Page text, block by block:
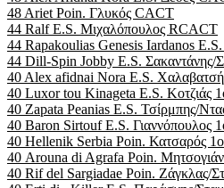
48 Ariet Poin. Γλυκός CACT
44 Ralf E.S. Μιχαλόπουλος RCACT
44 Rapakoulias Genesis Iardanos
44 Dill-Spin Jobby E.S. Σακαντάνης/
40 Alex afidnai Nora E.S.
40 Luxor tou Kinageta E.S. Κοτζιάς
40 Zapata Peanias E.S. Τσίρμπης/
40 Baron Sirtouf E.S. Γιαννόπουλος
40 Hellenik Serbia Poin. Κατσαρός
40 Arouna di Agrafa Poin.
40 Rif del Sargiadae Poin. Ζάγκλας/